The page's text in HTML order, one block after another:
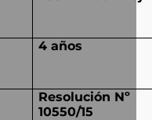
4 años
Resolución Nº
10550/15